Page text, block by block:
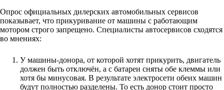
Опрос официальных дилерских автомобильных сервисов
показывает, что прикуривание от машины с работающим
мотором строго запрещено. Специалисты автосервисов сходятся
во мнениях:
У машины-донора, от которой хотят прикурить, двигатель
должен быть отключён, а с батареи сняты обе клеммы или
хотя бы минусовая. В результате электросети обеих машин
будут полностью разделены. То есть донор стоит просто